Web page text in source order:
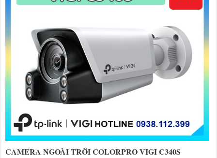
CAMERA NGOÀI TRỜI COLORPRO VIGI C340S